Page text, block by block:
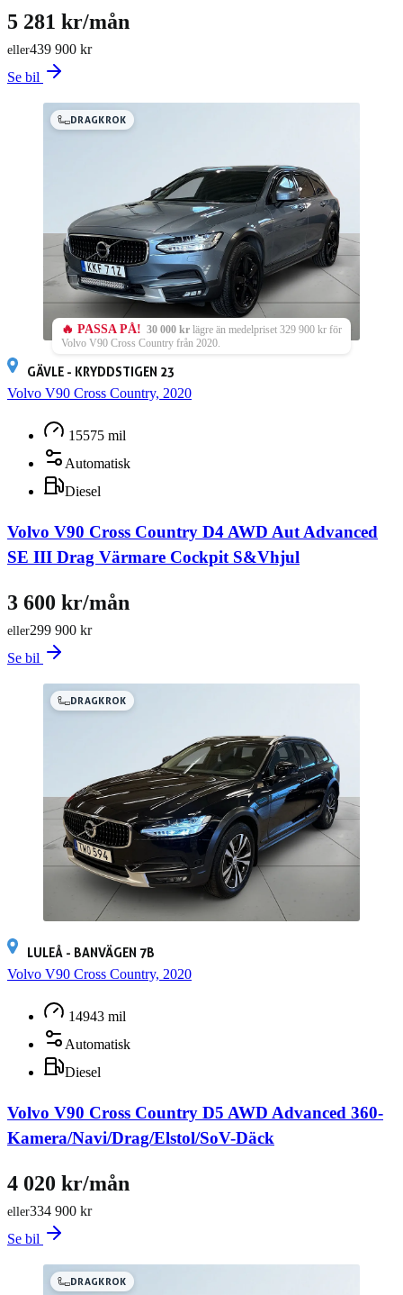
439 900 kr
eller
5 281 kr/mån
Se bil
DRAGKROK
🔥 PASSA PÅ! 30 000 kr lägre än medelpriset 329 900 kr för
Volvo V90 Cross Country från 2020.
GÄVLE - KRYDDSTIGEN 23
Volvo V90 Cross Country, 2020
15575 mil
Automatisk
Diesel
Volvo V90 Cross Country D4 AWD Aut Advanced
SE III Drag Värmare Cockpit S&Vhjul
299 900 kr
eller
3 600 kr/mån
Se bil
DRAGKROK
LULEÅ - BANVÄGEN 7B
Volvo V90 Cross Country, 2020
14943 mil
Automatisk
Diesel
Volvo V90 Cross Country D5 AWD Advanced 360-
Kamera/Navi/Drag/Elstol/SoV-Däck
334 900 kr
eller
4 020 kr/mån
Se bil
DRAGKROK